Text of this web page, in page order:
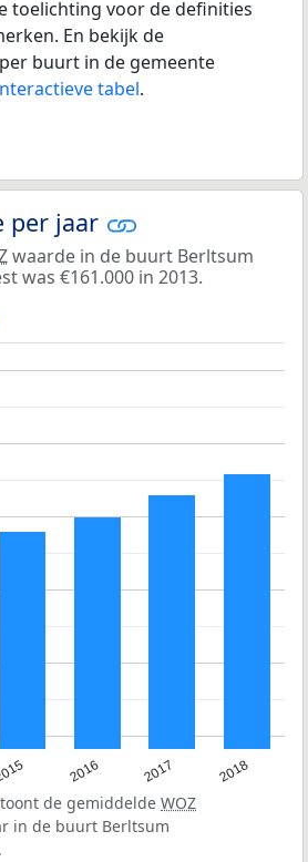
toelichting voor de definities
En bekijk de
buurt in de gemeente
tabel.
per jaar
waarde in de buurt Berltsum
was €161.000 in 2013.
2016 2017 2018
de gemiddelde WOZ
in de buurt Berltsum